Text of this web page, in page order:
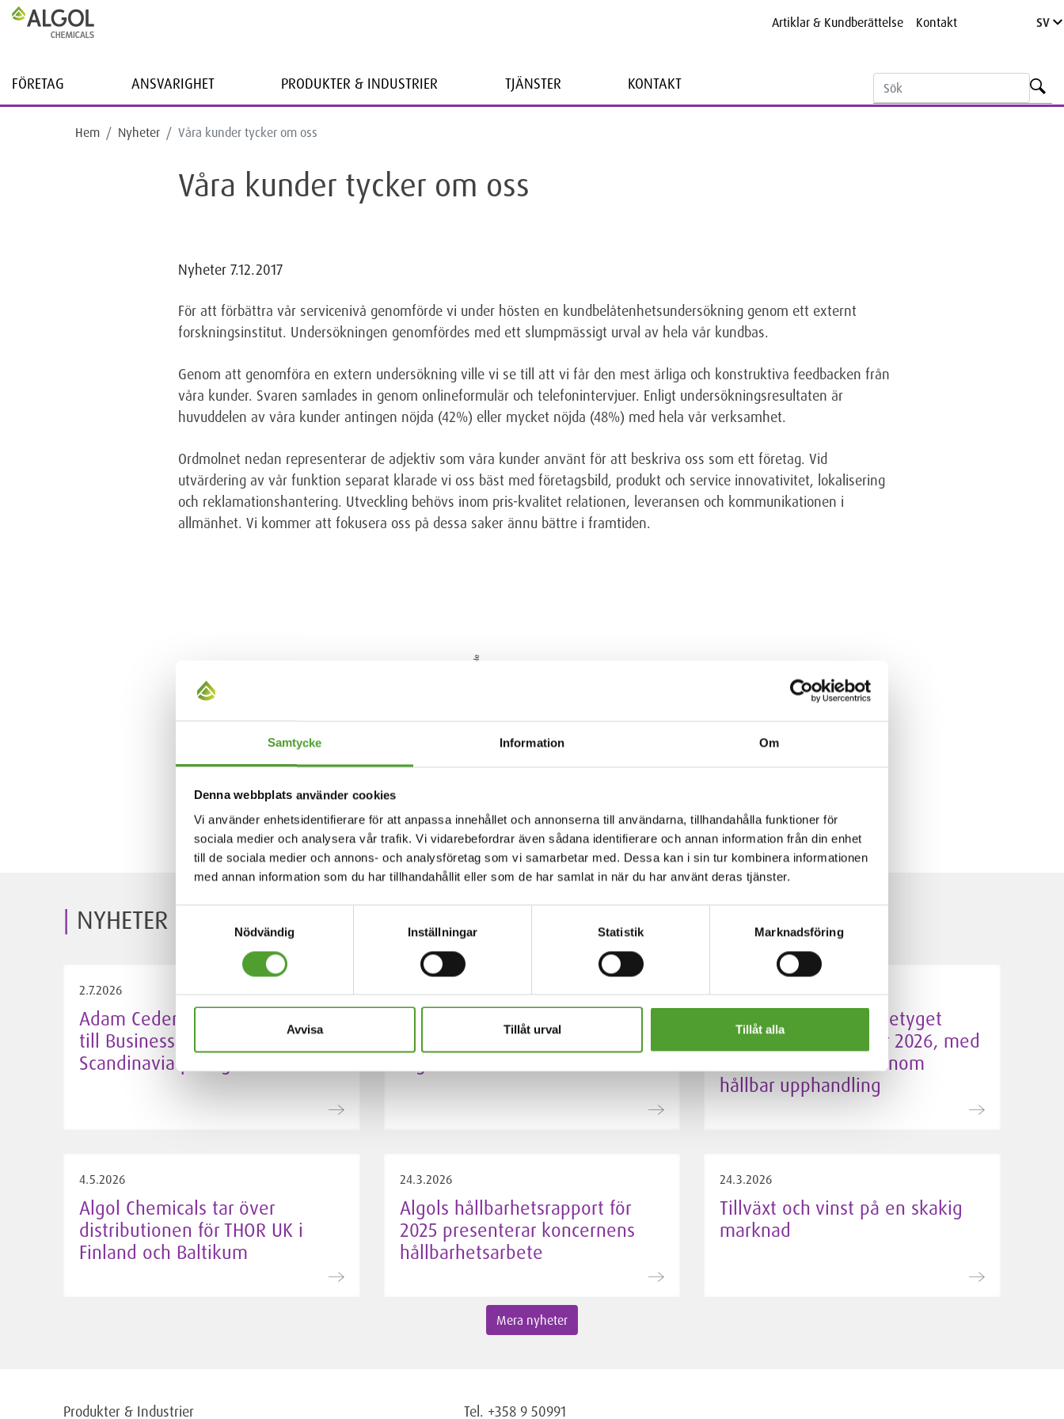
Samtycke Information Om
Denna webbplats använder cookies
Vi använder enhetsidentifierare för att anpassa innehållet och annonserna till användarna, tillhandahålla funktioner för
sociala medier och analysera vår trafik. Vi vidarebefordrar även sådana identifierare och annan information från din enhet
till de sociala medier och annons- och analysföretag som vi samarbetar med. Dessa kan i sin tur kombinera informationen
med annan information som du har tillhandahållit eller som de har samlat in när du har använt deras tjänster.
Nödvändig
Inställningar Statistik Marknadsföring
Avvisa Tillåt urval Tillåt alla
Artiklar & Kundberättelse Kontakt SV
FÖRETAG ANSVARIGHET PRODUKTER & INDUSTRIER TJÄNSTER KONTAKT
Hem Nyheter Våra kunder tycker om oss
Våra kunder tycker om oss
Nyheter 7.12.2017
För att förbättra vår servicenivå genomförde vi under hösten en kundbelåtenhetsundersökning genom ett externt
forskningsinstitut. Undersökningen genomfördes med ett slumpmässigt urval av hela vår kundbas.
Genom att genomföra en extern undersökning ville vi se till att vi får den mest ärliga och konstruktiva feedbacken från
våra kunder. Svaren samlades in genom onlineformulär och telefonintervjuer. Enligt undersökningsresultaten är
huvuddelen av våra kunder antingen nöjda (42%) eller mycket nöjda (48%) med hela vår verksamhet.
Ordmolnet nedan representerar de adjektiv som våra kunder använt för att beskriva oss som ett företag. Vid
utvärdering av vår funktion separat klarade vi oss bäst med företagsbild, produkt och service innovativitet, lokalisering
och reklamationshantering. Utveckling behövs inom pris-kvalitet relationen, leveransen och kommunikationen i
allmänhet. Vi kommer att fokusera oss på dessa saker ännu bättre i framtiden.
NYHETER
2.7.2026
Adam Cederwall Baidori utsedd
till Business Unit Director,
Scandinavia på Algol Chemicals
18.5.2026
Juha Hietalahti utsedd till
interim VP of Procurement på
5.5.2026
Algol Chemicals får betyget
Silver av EcoVadis för 2026, med
förbättrade resultat inom
hållbar upphandling
4.5.2026
Algol Chemicals tar över
distributionen för THOR UK i
Finland och Baltikum
24.3.2026
Algols hållbarhetsrapport för
2025 presenterar koncernens
hållbarhetsarbete
24.3.2026
Tillväxt och vinst på en skakig
marknad
Mera nyheter
Produkter & Industrier Tel. +358 9 50991